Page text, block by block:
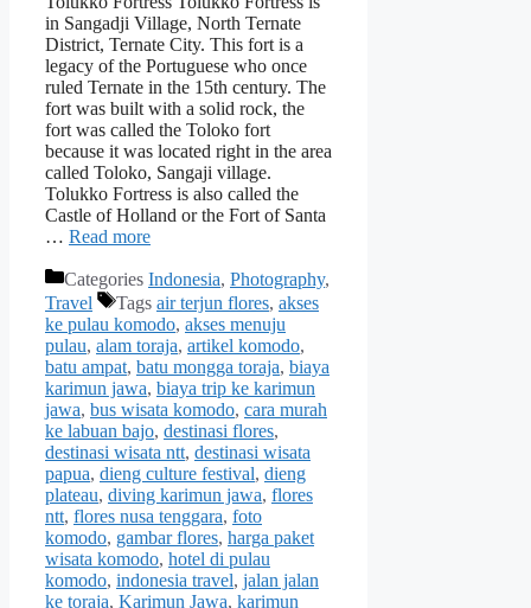
in Sangadji Village, North Ternate
District, Ternate City. This fort is a
legacy of the Portuguese who once
ruled Ternate in the 15th century. The
fort was built with a solid rock, the
fort was called the Toloko fort
because it was located right in the area
called Toloko, Sangaji village.
Tolukko Fortress is also called the
Castle of Holland or the Fort of Santa
… Read more
Categories Indonesia, Photography,
Travel
Tags air terjun flores, akses
ke pulau komodo, akses menuju
pulau, alam toraja, artikel komodo,
batu ampat, batu mongga toraja, biaya
karimun jawa, biaya trip ke karimun
jawa, bus wisata komodo, cara murah
ke labuan bajo, destinasi flores,
destinasi wisata ntt, destinasi wisata
papua, dieng culture festival, dieng
plateau, diving karimun jawa, flores
ntt, flores nusa tenggara, foto
komodo, gambar flores, harga paket
wisata komodo, hotel di pulau
komodo, indonesia travel, jalan jalan
ke toraja, Karimun Jawa, karimun